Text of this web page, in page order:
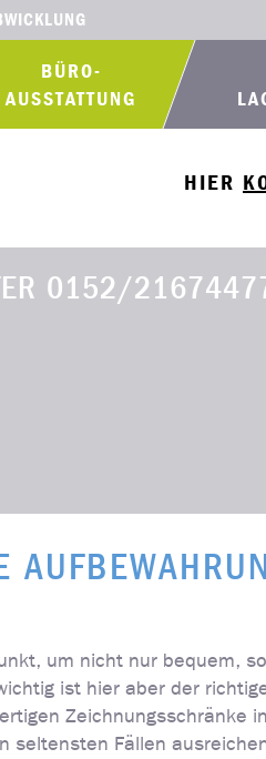
BÜRO­
AUSSTATTUNG
HIER
0152/
um nicht nur bequem,
ist hier aber der
Zeichnungsschränke
Fällen